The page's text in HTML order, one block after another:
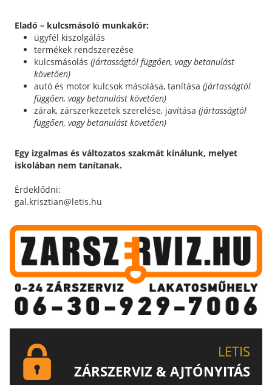
Eladó – kulcsmásoló munkakör:
ügyfél kiszolgálás
termékek rendszerezése
kulcsmásolás (jártasságtól függően, vagy betanulást
követően)
autó és motor kulcsok másolása, tanítása (jártasságtól
függően, vagy betanulást követően)
zárak, zárszerkezetek szerelése, javítása (jártasságtól
függően, vagy betanulást követően)
Egy izgalmas és változatos szakmát kínálunk, melyet
iskolában nem tanítanak.
Érdeklődni:
gal.krisztian@letis.hu
LETIS
ZÁRSZERVIZ & AJTÓNYITÁS